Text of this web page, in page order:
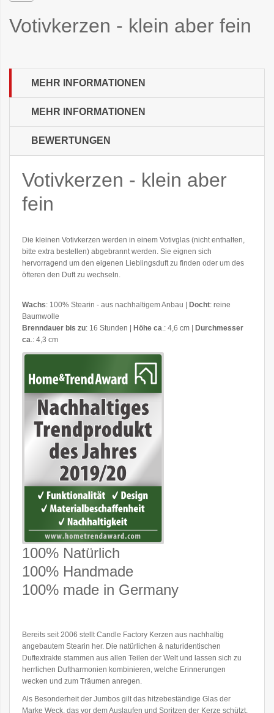
Votivkerzen - klein aber fein
MEHR INFORMATIONEN
MEHR INFORMATIONEN
BEWERTUNGEN
Votivkerzen - klein aber
fein
Die kleinen Votivkerzen werden in einem Votivglas (nicht enthalten,
bitte extra bestellen) abgebrannt werden. Sie eignen sich
hervorragend um den eigenen Lieblingsduft zu finden oder um des
öfteren den Duft zu wechseln.
Wachs: 100% Stearin - aus nachhaltigem Anbau | Docht: reine
Baumwolle
Brenndauer bis zu: 16 Stunden | Höhe ca .: 4,6 cm | Durchmesser
ca .: 4,3 cm
100% Natürlich
100% Handmade
100% made in Germany
Bereits seit 2006 stellt Candle Factory Kerzen aus nachhaltig
angebautem Stearin her. Die natürlichen & naturidentischen
Duftextrakte stammen aus allen Teilen der Welt und lassen sich zu
herrlichen Duftharmonien kombinieren, welche Erinnerungen
wecken und zum Träumen anregen.
Als Besonderheit der Jumbos gilt das hitzebeständige Glas der
Marke Weck, das vor dem Auslaufen und Spritzen der Kerze schützt,